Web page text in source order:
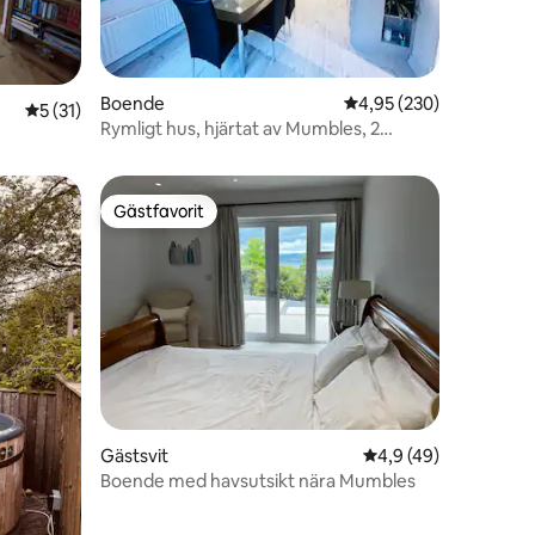
5 av 5 i genomsnittligt betyg, 31 omdömen
5 (31)
Boende 4,95 av 5 i
4,95 (230)
Rymligt hus, hjärtat av Mumbles, 2
Gästfavorit
Gästfavorit
Gästsvit 4,9 av 5 i
4,9 (49)
Boende med havsutsikt nära Mumbles